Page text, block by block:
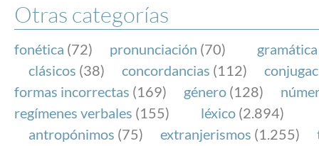
FundéuRAE es una fundación patrocinada por la
y la Real Academia Española, cuyo objetivo es
el buen uso del español en los medios de
Internet.
Otras categorías
fonética (72) pronunciación (70) gramática
clásicos (38) concordancias (112)
formas incorrectas (169) género (128)
regímenes verbales (155) léxico (2.894)
antropónimos (75) extranjerismos (1.255)